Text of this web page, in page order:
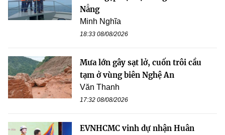
Nẵng
Minh Nghĩa
18:33 08/08/2026
Mưa lớn gây sạt lở, cuốn trôi cầu
tạm ở vùng biên Nghệ An
Văn Thanh
17:32 08/08/2026
EVNHCMC vinh dự nhận Huân